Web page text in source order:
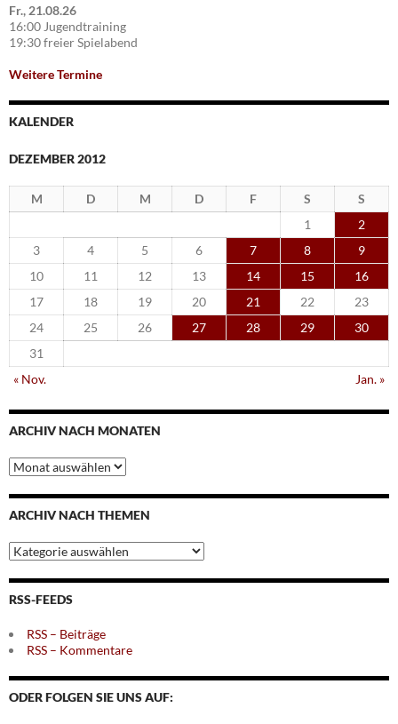
Fr., 21.08.26
16:00 Jugendtraining
19:30 freier Spielabend
Weitere Termine
KALENDER
DEZEMBER 2012
M D M D F S
S
1
2
3
4 5 6 7 8
9
10
11 12 13 14 15
16
17
18 19 20 21 22
23
24
25 26 27 28 29
30
31
« Nov.
Jan. »
ARCHIV NACH MONATEN
Archiv
nach
Monaten
ARCHIV NACH THEMEN
Archiv
nach
Themen
RSS-FEEDS
RSS – Beiträge
RSS – Kommentare
ODER FOLGEN SIE UNS AUF: